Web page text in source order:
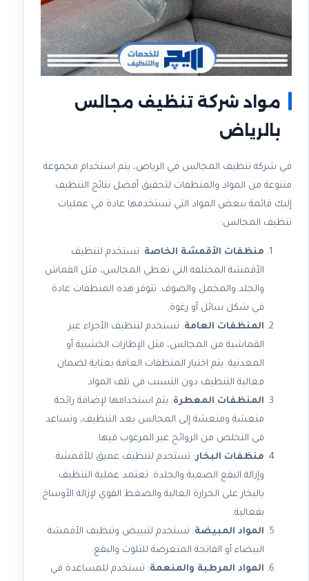
مواد شركة تنظيف مجالس
بالرياض
في شركة تنظيف المجالس في الرياض، يتم استخدام مجموعة
متنوعة من المواد والمنظفات لتحقيق أفضل نتائج التنظيف.
إليك قائمة ببعض المواد التي تستخدمها عادة في عمليات
تنظيف المجالس:
منظفات الأقمشة الخاصة: تستخدم لتنظيف
الأقمشة المختلفة التي تغطي المجالس، مثل القماش
والجلد والمخمل والصوف. تتوفر هذه المنظفات عادة
في شكل سائل أو رغوة.
المنظفات العامة: تستخدم لتنظيف الأجزاء غير
القماشية من المجالس، مثل الإطارات الخشبية أو
المعدنية. يتم اختيار المنظفات العامة بعناية لضمان
فعالية التنظيف دون التسبب في تلف المواد.
المنظفات المعطرة: يتم استخدامها لإضافة رائحة
منعشة ومنعشة إلى المجالس بعد التنظيف، وتساعد
في التخلص من الروائح غير المرغوب فيها.
منظفات البخار : تستخدم لتنظيف عميق للأقمشة
وإزالة البقع الصعبة والجلدة. تعتمد عملية التنظيف
بالبخار على الحرارة العالية والضغط القوي لإزالة الأوساخ
بفعالية.
المواد المبيضة: تستخدم لتبييض وتنظيف الأقمشة
البيضاء أو الفاتحة المتعرضة للتلوث والبقع.
المواد المرطبة والمنعمة: تستخدم للمساعدة في